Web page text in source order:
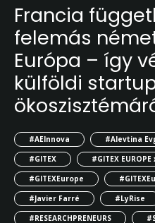
Francia
felemás
Európa – így
külföldi
#AEInnova #Alevtina
#GITEX
#GITEX
#GITEXEurope
#Javier Farré
#LyRise
#RESEARCHPRENEURS